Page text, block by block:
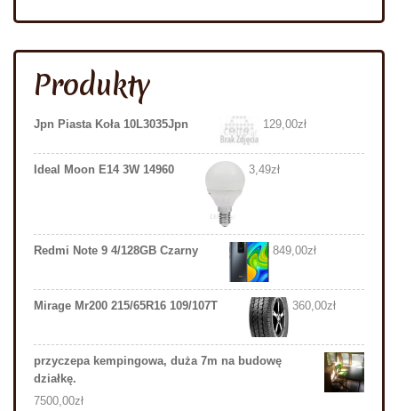
Produkty
Jpn Piasta Koła 10L3035Jpn 129,00zł
Ideal Moon E14 3W 14960 3,49zł
Redmi Note 9 4/128GB Czarny 849,00zł
Mirage Mr200 215/65R16 109/107T 360,00zł
przyczepa kempingowa, duża 7m na budowę
działkę.
7500,00zł